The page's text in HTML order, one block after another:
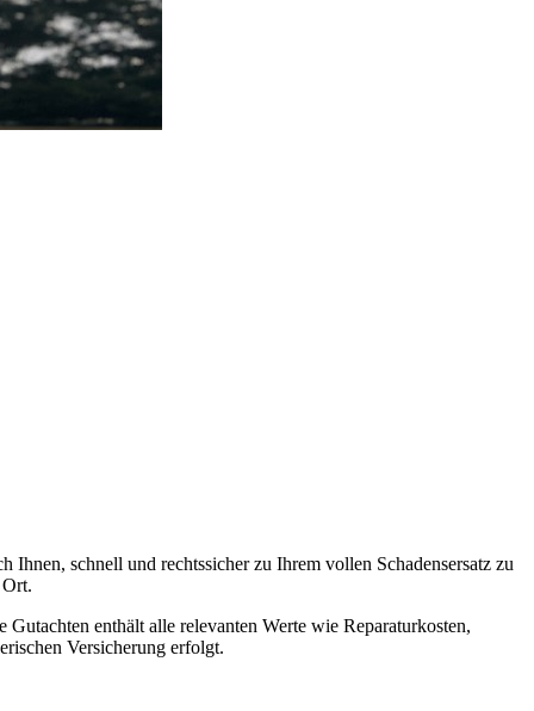
schnell und rechtssicher zu Ihrem vollen Schadensersatz zu
enthält alle relevanten Werte wie Reparaturkosten,
Versicherung erfolgt.